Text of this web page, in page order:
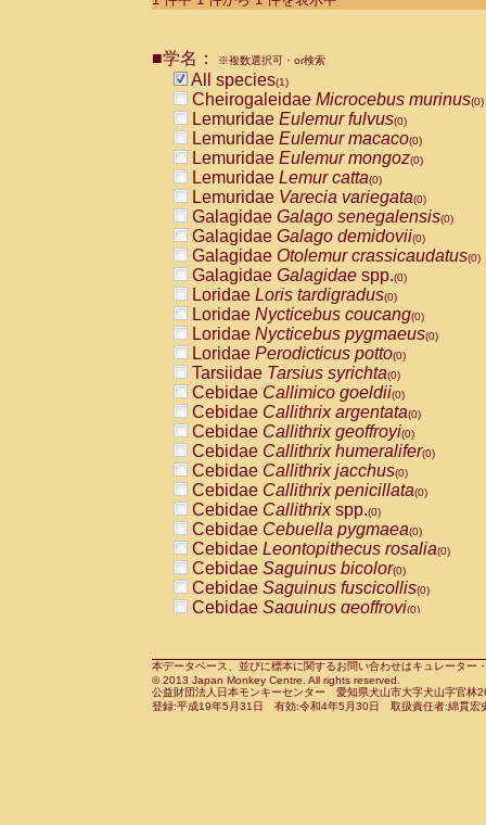
CebidaeCebus nigrivittatus
CebidaeCebus
CebidaeSaimiri boliviensis(0)
CebidaeSaimiri sciureus(0)
AtelidaeAlouatta caraya(0)
AtelidaeAlouatta fusca(0)
AtelidaeAlouatta seniculus
AtelidaeAlouattaspp.(0)
AtelidaeAteles belzebuth(0)
AtelidaeAteles geoffroyi(0)
AtelidaeAteles paniscus(0)
AtelidaeAtelesspp.(0)
Atelidae Lagothrix lagothricha
AtelidaeLagothrix lagothricha cana
PitheciidaeCacajao calvus
PitheciidaeCallicebus cupreus
PitheciidaeCallicebus donacophilus
PitheciidaeCallicebus moloch
PitheciidaeCallicebus torquatus
PitheciidaeCallicebusspp.(0)
PitheciidaeChiropotes satanas(0)
PitheciidaePithecia monachus
PitheciidaePithecia pithecia(0)
CercopithecidaeCercocebus agilis
CercopithecidaeCercocebus
CercopithecidaeCercocebus
CercopithecidaeCercocebus
CercopithecidaeCercocebus
CercopithecidaeCercocebushybrid
CercopithecidaePapio anubis(0)
CercopithecidaePapio cynocephalus
CercopithecidaePapio hamadryas(0)
■学名： ※複数選択可・or検索
All species(1)
Cheirogaleidae Microcebus murinus(0)
Lemuridae Eulemur fulvus(0)
Lemuridae Eulemur macaco(0)
Lemuridae Eulemur mongoz(0)
Lemuridae Lemur catta(0)
Lemuridae Varecia variegata(0)
Galagidae Galago senegalensis(0)
Galagidae Galago demidovii(0)
Galagidae Otolemur crassicaudatus(0)
Galagidae Galagidae spp.(0)
Loridae Loris tardigradus(0)
Loridae Nycticebus coucang(0)
Loridae Nycticebus pygmaeus(0)
Loridae Perodicticus potto(0)
Tarsiidae Tarsius syrichta(0)
Cebidae Callimico goeldii(0)
Cebidae Callithrix argentata(0)
Cebidae Callithrix geoffroyi(0)
Cebidae Callithrix humeralifer(0)
Cebidae Callithrix jacchus(0)
Cebidae Callithrix penicillata(0)
Cebidae Callithrixspp.(0)
Cebidae Cebuella pygmaea(0)
Cebidae Leontopithecus rosalia(0)
Cebidae Saguinus bicolor(0)
Cebidae Saguinus fuscicollis(0)
Cebidae Saguinus geoffroyi(0)
CebidaeSaguinus leucopus(0)
CebidaeSaguinus midas(0)
Cebidae Saguinus mystax(0)
本データベース、並びに標本に関するお問い合わせはキュレータ
© 2013 Japan Monkey Centre. All rights reserved.
公益財団法人日本モンキーセンター 愛知県犬山市大字犬山字官
登録:平成19年5月31日 有効:令和4年5月30日 取扱責任者:綿貫宏